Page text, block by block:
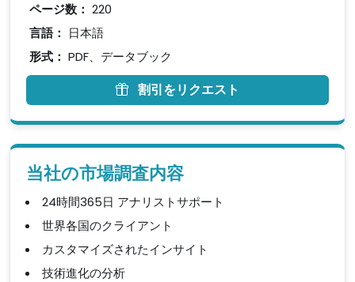
ページ数： 220
言語： 日本語
形式： PDF、データブック
割引をリクエスト
当社の市場調査内容
24時間365日 アナリストサポート
世界各国のクライアント
カスタマイズされたインサイト
技術進化の分析